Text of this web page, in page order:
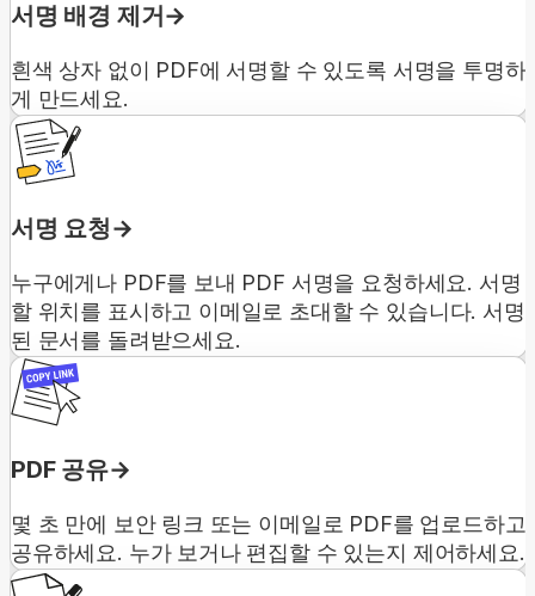
서명 배경 제거
흰색 상자 없이 PDF에 서명할 수 있도록 서명을 투명하
게 만드세요.
서명 요청
누구에게나 PDF를 보내 PDF 서명을 요청하세요. 서명
할 위치를 표시하고 이메일로 초대할 수 있습니다. 서명
된 문서를 돌려받으세요.
PDF 공유
몇 초 만에 보안 링크 또는 이메일로 PDF를 업로드하고
공유하세요. 누가 보거나 편집할 수 있는지 제어하세요.